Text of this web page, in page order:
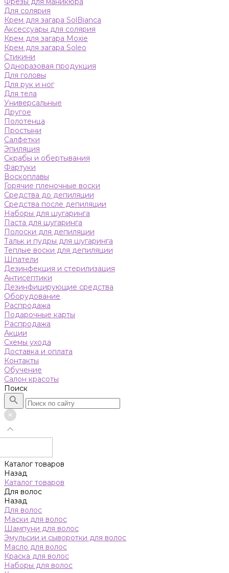
Для солярия
Крем для загара SolBianca
Аксессуары для солярия
Крем для загара Moxie
Крем для загара Soleo
Стикини
Одноразовая продукция
Для головы
Для рук и ног
Для тела
Универсальные
Другое
Полотенца
Простыни
Салфетки
Эпиляция
Скрабы и обертывания
Фартуки
Воскоплавы
Горячие пленочные воски
Средства до депиляции
Средства после депиляции
Наборы для шугаринга
Паста для шугаринга
Полоски для депиляции
Тальк и пудры для шугаринга
Теплые воски для депиляции
Шпатели
Дезинфекция и стерилизация
Антисептики
Дезинфицирующие средства
Оборудование
Распродажа
Подарочные карты
Распродажа
Акции
Схемы ухода
Доставка и оплата
Контакты
Обучение
Салон красоты
Поиск
Каталог товаров
Назад
Каталог товаров
Для волос
Назад
Для волос
Маски для волос
Шампуни для волос
Эмульсии и сыворотки для волос
Масло для волос
Краска для волос
Наборы для волос